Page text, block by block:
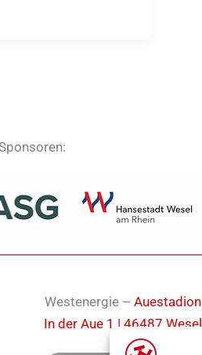
Westenergie – Auestadion
In der Aue 1 | 46487 Wesel